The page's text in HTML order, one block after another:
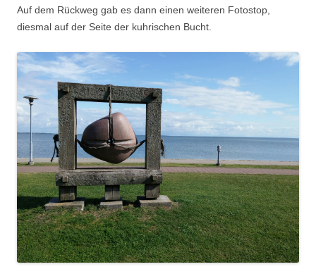
Auf dem Rückweg gab es dann einen weiteren Fotostop,
diesmal auf der Seite der kuhrischen Bucht.